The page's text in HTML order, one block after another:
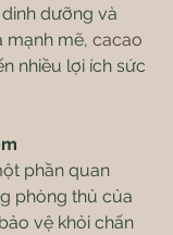
dưỡng và
mạnh mẽ, cacao
nhiều lợi ích sức
phần quan
phòng thủ của
vệ khỏi chấn